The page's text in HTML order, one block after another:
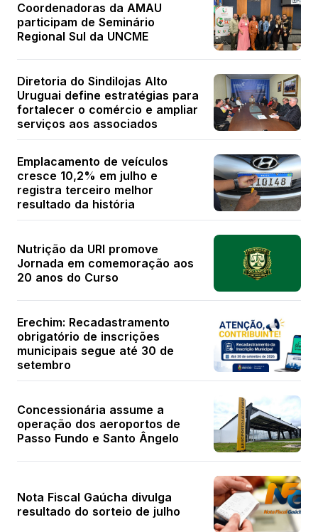
Coordenadoras da AMAU
participam de Seminário
Regional Sul da UNCME
Diretoria do Sindilojas Alto
Uruguai define estratégias para
fortalecer o comércio e ampliar
serviços aos associados
Emplacamento de veículos
cresce 10,2% em julho e
registra terceiro melhor
resultado da história
Nutrição da URI promove
Jornada em comemoração aos
20 anos do Curso
Erechim: Recadastramento
obrigatório de inscrições
municipais segue até 30 de
setembro
Concessionária assume a
operação dos aeroportos de
Passo Fundo e Santo Ângelo
Nota Fiscal Gaúcha divulga
resultado do sorteio de julho